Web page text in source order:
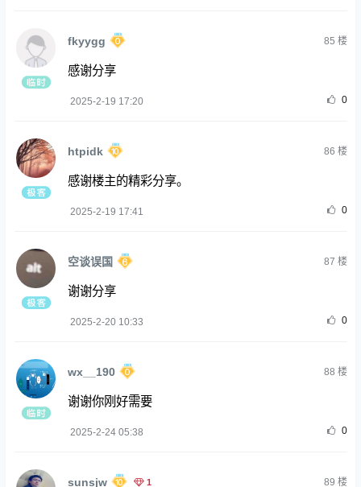
fkyygg 85 楼
感谢分享
2025-2-19 17:20 0
htpidk 86 楼
感谢楼主的精彩分享。
2025-2-19 17:41 0
空谈误国 87 楼
谢谢分享
2025-2-20 10:33 0
wx__190 88 楼
谢谢你刚好需要
2025-2-24 05:38 0
sunsjw 1 89 楼